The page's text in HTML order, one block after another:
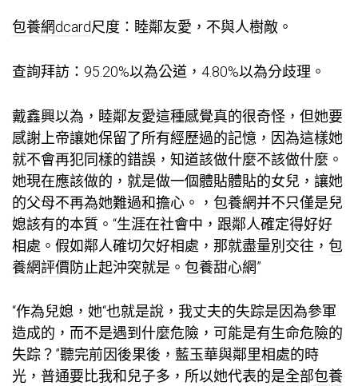
包養網dcard尺度：睦鄰友愛，不與人樹敵。
查詢拜訪：95.20%以為公道，4.80%以為分歧理。
戴鑫興以為，睦鄰友愛這種感覺真的很奇怪，但她要
感謝上帝讓她保留了所有經歷過的記憶，因為這樣她
就不會再犯同樣的錯誤，知道該做什麼不該做什麼。
她現在應該做的，就是做一個體貼體貼的女兒，讓她
的父母不再為她難過和擔心。， 包養網并不只僅是兒
媳該有的本質。“生涯在社會中，跟鄰人確定得好好
相處。假如鄰人確切欠好相處，那就盡量別交往， 包
養網評價防止起沖突就是。 包養甜心網”
“作為兒媳，她“也就是說，我丈夫的失踪是因為參軍
造成的，而不是遇到什麼危險，可能是有生命危險的
失踪？”聽完前因後果後，藍玉華與鄰里相處的時
光，普通要比我和兒子多，所以她代表的是全部包養